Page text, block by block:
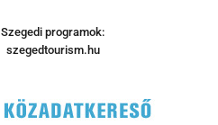
Szegedi programok:
szegedtourism.hu